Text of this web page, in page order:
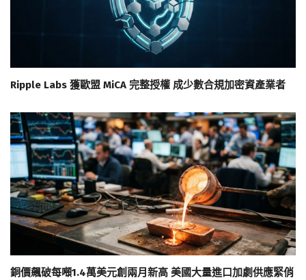
Ripple Labs 獲歐盟 MiCA 完整授權 成少數合規加密資產業者
銅價飆破每噸1.4萬美元創兩月新高 美國大量進口加劇供應緊俏